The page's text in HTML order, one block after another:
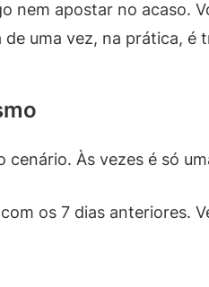
nem apostar no acaso.
uma vez, na prática,
Às vezes é só
os 7 dias anteriores.